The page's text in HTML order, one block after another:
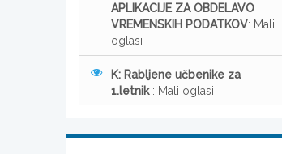
APLIKACIJE ZA OBDELAVO
VREMENSKIH PODATKOV: Mali
oglasi
K: Rabljene učbenike za
1.letnik : Mali oglasi